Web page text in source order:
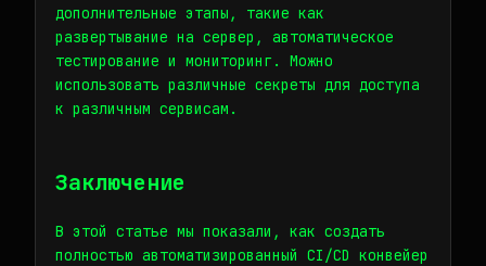
дополнительные этапы, такие как
развертывание на сервер, автоматическое
тестирование и мониторинг. Можно
использовать различные секреты для доступа
к различным сервисам.
Заключение
В этой статье мы показали, как создать
полностью автоматизированный CI/CD конвейер